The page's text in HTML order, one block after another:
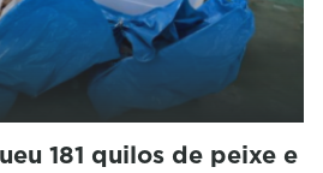
181 quilos de peixe e